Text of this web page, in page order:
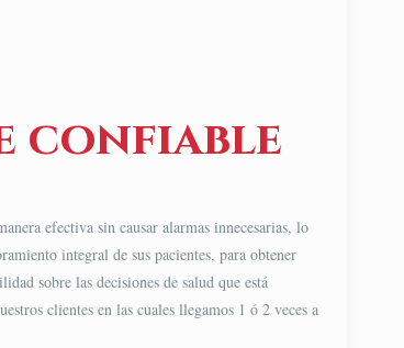
confiable
efectiva sin causar alarmas innecesarias, lo
integral de sus pacientes, para obtener
sobre las decisiones de salud que está
clientes en las cuales llegamos 1 ó 2 veces a